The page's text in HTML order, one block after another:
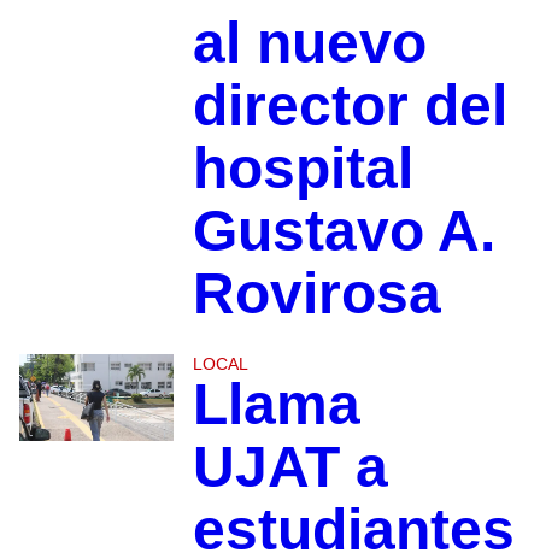
al nuevo
director del
hospital
Gustavo A.
Rovirosa
LOCAL
Llama
UJAT a
estudiantes